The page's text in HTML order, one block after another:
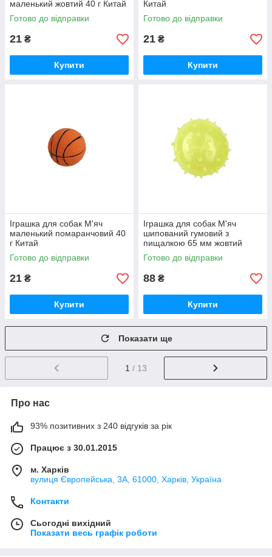
маленький жовтий 40 г Китай
Готово до відправки
21 ₴
Купити
Китай
Готово до відправки
21 ₴
Купити
Іграшка для собак М'яч
маленький помаранчовий 40
г Китай
Готово до відправки
21 ₴
Купити
Іграшка для собак М'яч
шипований гумовий з
пищалкою 65 мм жовтий
AnimAll
Готово до відправки
88 ₴
Купити
Показати ще
1 / 13
Про нас
93% позитивних з 240 відгуків за рік
Працює з 30.01.2015
м. Харків
вулиця Європейська, 3А, 61000, Харків, Україна
Контакти
Сьогодні вихідний
Показати весь графік роботи